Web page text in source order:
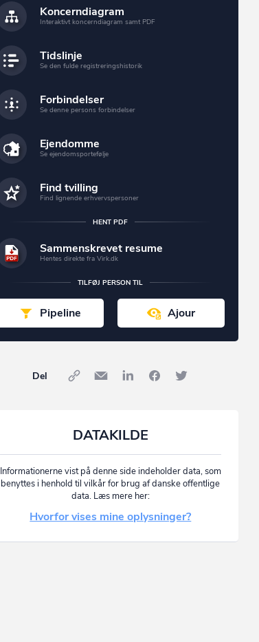
Koncerndiagram
Interaktivt koncerndiagram samt PDF
Tidslinje
Se den fulde registreringshistorik
Forbindelser
Se denne persons forbindelser
Ejendomme
Se ejendomsportefølje
Find tvilling
Find lignende erhvervspersoner
HENT PDF
Sammenskrevet resume
Hentes direkte fra Virk.dk
TILFØJ PERSON TIL
Pipeline Ajour
Del
DATAKILDE
Informationerne vist på denne side indeholder data, som
benyttes i henhold til vilkår for brug af danske offentlige
data. Læs mere her:
Hvorfor vises mine oplysninger?